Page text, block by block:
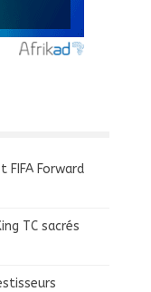
FIFA Forward
TC sacrés